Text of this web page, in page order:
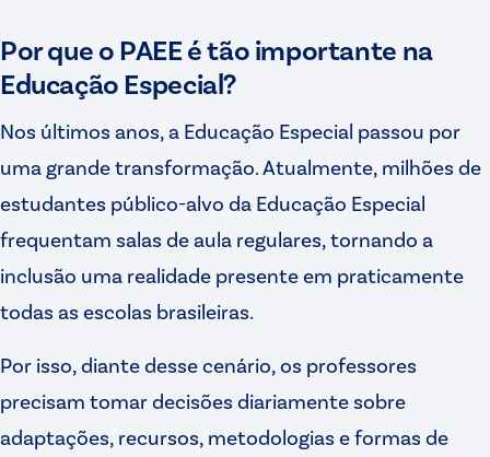
Por que o PAEE é tão importante na
Educação Especial?
Nos últimos anos, a Educação Especial passou por
uma grande transformação. Atualmente, milhões de
estudantes público-alvo da Educação Especial
frequentam salas de aula regulares, tornando a
inclusão uma realidade presente em praticamente
todas as escolas brasileiras.
Por isso, diante desse cenário, os professores
precisam tomar decisões diariamente sobre
adaptações, recursos, metodologias e formas de